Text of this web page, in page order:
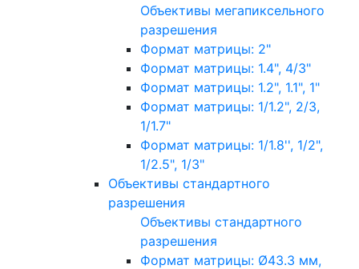
Объективы мегапиксельного
разрешения
Формат матрицы: 2"
Формат матрицы: 1.4", 4/3"
Формат матрицы: 1.2", 1.1", 1"
Формат матрицы: 1/1.2", 2/3,
1/1.7"
Формат матрицы: 1/1.8'', 1/2",
1/2.5", 1/3"
Объективы стандартного
разрешения
Объективы стандартного
разрешения
Формат матрицы: Ø43.3 мм,